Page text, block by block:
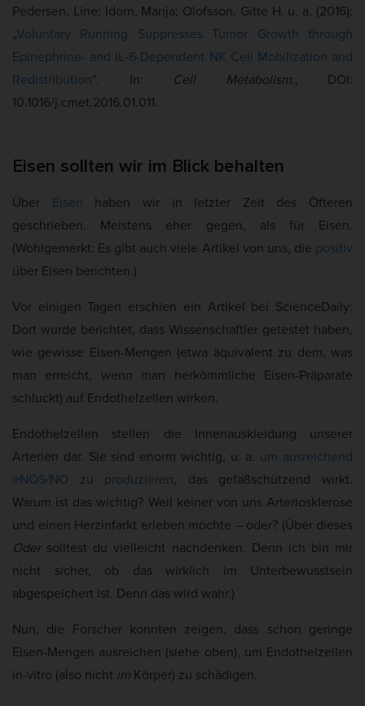
Pedersen, Line; Idorn, Manja; Olofsson, Gitte H. u. a. (2016):
„Voluntary Running Suppresses Tumor Growth through
Epinephrine- and IL-6-Dependent NK Cell Mobilization and
Redistribution“. In: Cell Metabolism., DOI:
10.1016/j.cmet.2016.01.011.
Eisen sollten wir im Blick behalten
Über Eisen haben wir in letzter Zeit des Öfteren
geschrieben. Meistens eher gegen, als für Eisen.
(Wohlgemerkt: Es gibt auch viele Artikel von uns, die positiv
über Eisen berichten.)
Vor einigen Tagen erschien ein Artikel bei ScienceDaily:
Dort wurde berichtet, dass Wissenschaftler getestet haben,
wie gewisse Eisen-Mengen (etwa äquivalent zu dem, was
man erreicht, wenn man herkömmliche Eisen-Präparate
schluckt) auf Endothelzellen wirken.
Endothelzellen stellen die Innenauskleidung unserer
Arterien dar. Sie sind enorm wichtig, u. a. um ausreichend
eNOS/NO zu produzieren, das gefäßschützend wirkt.
Warum ist das wichtig? Weil keiner von uns Arteriosklerose
und einen Herzinfarkt erleben möchte – oder? (Über dieses
Oder solltest du vielleicht nachdenken. Denn ich bin mir
nicht sicher, ob das wirklich im Unterbewusstsein
abgespeichert ist. Denn das wird wahr.)
Nun, die Forscher konnten zeigen, dass schon geringe
Eisen-Mengen ausreichen (siehe oben), um Endothelzellen
in-vitro (also nicht im Körper) zu schädigen.